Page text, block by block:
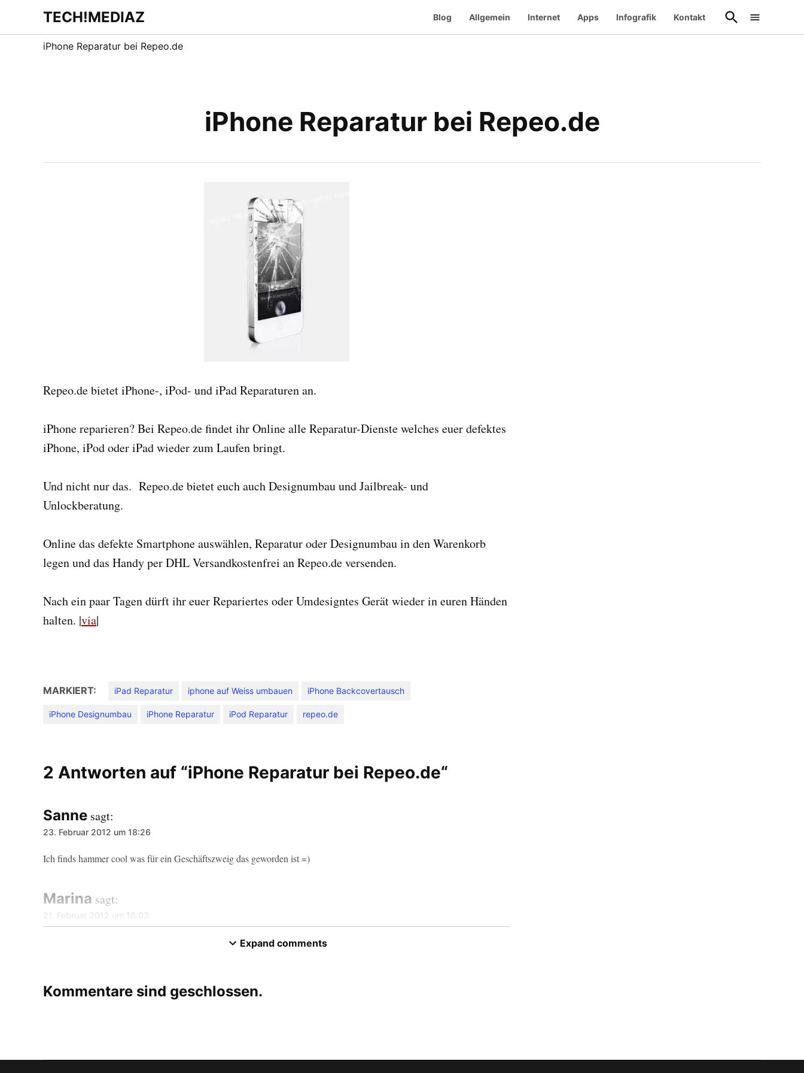
TECH!MEDIAZ
Dein Internet &
Technologie
Blog
Blog Allgemein Internet Apps Infografik Kontakt
Suche
öffnen
iPhone Reparatur bei Repeo.de
iPhone Reparatur bei Repeo.de
Repeo.de bietet iPhone-, iPod- und iPad Reparaturen an.
iPhone reparieren? Bei Repeo.de findet ihr Online alle Reparatur-Dienste welches euer defektes
iPhone, iPod oder iPad wieder zum Laufen bringt.
Und nicht nur das. Repeo.de bietet euch auch Designumbau und Jailbreak- und
Unlockberatung.
Online das defekte Smartphone auswählen, Reparatur oder Designumbau in den Warenkorb
legen und das Handy per DHL Versandkostenfrei an Repeo.de versenden.
Nach ein paar Tagen dürft ihr euer Repariertes oder Umdesigntes Gerät wieder in euren Händen
halten. |via|
MARKIERT: iPad Reparatur iphone auf Weiss umbauen iPhone Backcovertausch
iPhone Designumbau iPhone Reparatur iPod Reparatur repeo.de
2 Antworten auf “iPhone Reparatur bei Repeo.de“
Sanne sagt:
23. Februar 2012 um 18:26
Ich finds hammer cool was für ein Geschäftszweig das geworden ist =)
Marina sagt:
21. Februar 2012 um 16:03
Passt ja gut die Meldung. Am Wochenende hat mein iPhone Display Bekanntschaft mit den Fliesen im Bad gemacht.
Expand comments
Kommentare sind geschlossen.